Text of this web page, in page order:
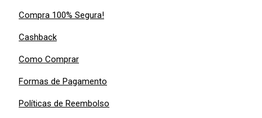
Compra 100% Segura!
Cashback
Como Comprar
Formas de Pagamento
Políticas de Reembolso